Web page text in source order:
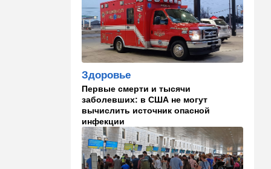
12:30 В мире
Российский след? В
Германии предотвратили
покушение на
производителя дронов для
Украины
11:45 Израиль
Террорист "Нухбы",
участвовавший в резне 7
октября, работал в Газе
водителем грузовика
гумпомощи
Здоровье
Первые смерти и тысячи
заболевших: в США не могут
вычислить источник опасной
инфекции